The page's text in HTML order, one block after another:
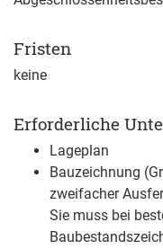
Fristen
keine
Erforderliche
Lageplan
Bauzeichnung
zweifacher
Sie muss bei